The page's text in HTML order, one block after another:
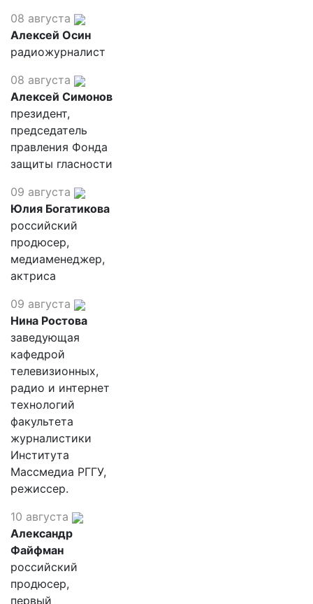
08 августа
Алексей Осин
радиожурналист
08 августа
Алексей Симонов
президент,
председатель
правления Фонда
защиты гласности
09 августа
Юлия Богатикова
российский
продюсер,
медиаменеджер,
актриса
09 августа
Нина Ростова
заведующая
кафедрой
телевизионных,
радио и интернет
технологий
факультета
журналистики
Института
Массмедиа РГГУ,
режиссер.
10 августа
Александр
Файфман
российский
продюсер,
первый